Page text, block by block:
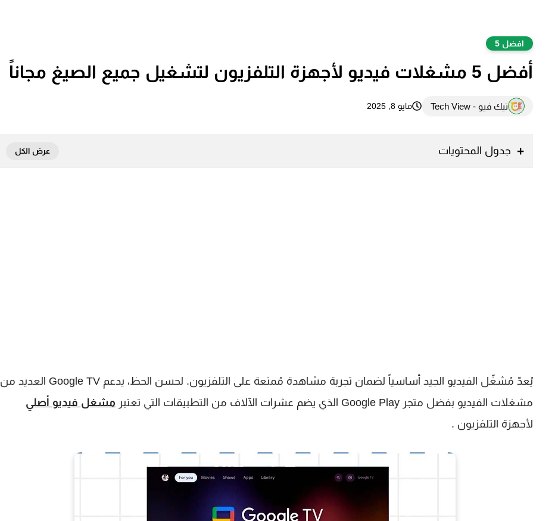
افضل 5
أفضل 5 مشغلات فيديو لأجهزة التلفزيون لتشغيل جميع الصيغ مجاناً
تيك فيو - Tech View مايو 8, 2025
جدول المحتويات
يُعدّ مُشغّل الفيديو الجيد أساسياً لضمان تجربة مشاهدة مُمتعة على التلفزيون. لحسن الحظ، يدعم Google TV العديد من
مشغلات الفيديو بفضل متجر Google Play الذي يضم عشرات الآلاف من التطبيقات التي تعتبر
مشغل فيديو أصلي
لأجهزة التلفزيون .